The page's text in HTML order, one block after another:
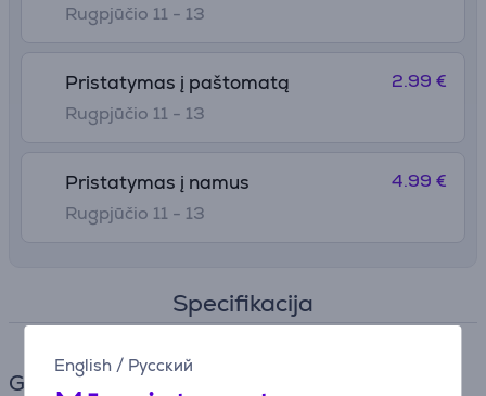
English / Русский
Rugpjūčio 11 - 13
Pristatymas į paštomatą
Rugpjūčio 11 - 13
2.99 €
Pristatymas į namus
Rugpjūčio 11 - 13
4.99 €
Specifikacija
Grožis ir sveikata